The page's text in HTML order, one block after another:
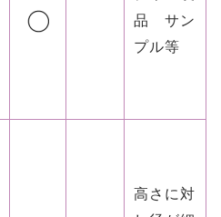
品 サン
プル等
高さに対